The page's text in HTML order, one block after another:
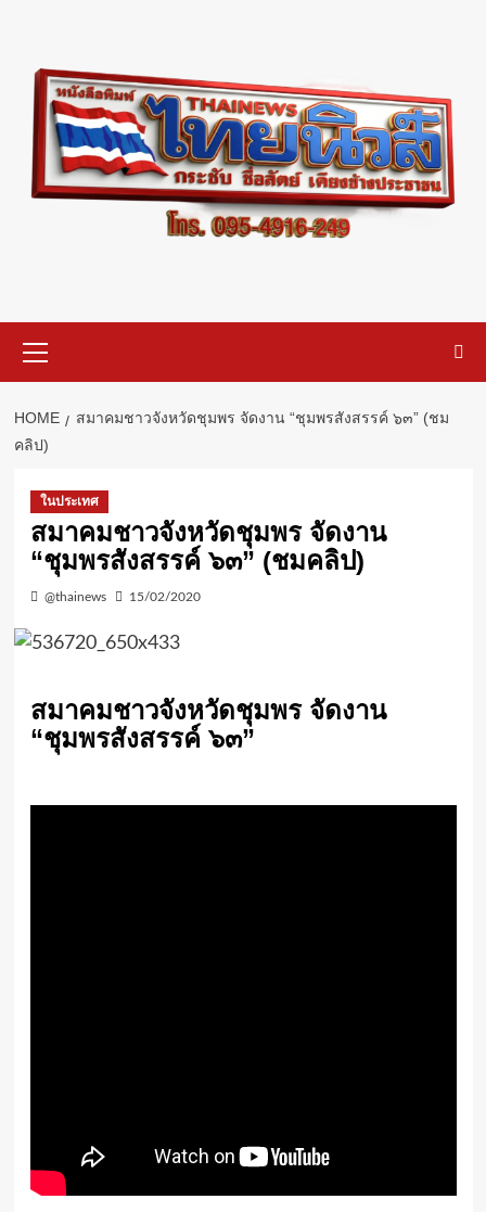
content
Menu
HOME
สมาคมชาวจังหวัดชุมพร จัดงาน “ชุมพรสังสรรค์ ๖๓” (ชม
คลิป)
ในประเทศ
สมาคมชาวจังหวัดชุมพร จัดงาน
“ชุมพรสังสรรค์ ๖๓” (ชมคลิป)
@thainews 15/02/2020
สมาคมชาวจังหวัดชุมพร จัดงาน
“ชุมพรสังสรรค์ ๖๓”